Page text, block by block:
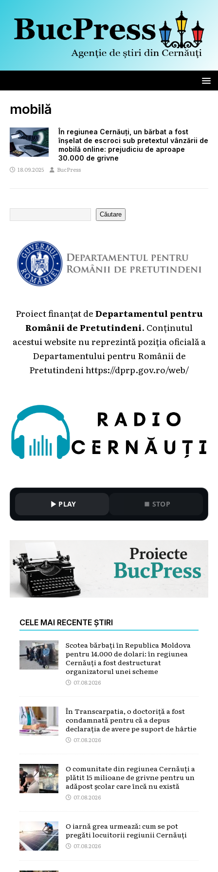
mobilă
În regiunea Cernăuți, un bărbat a fost
înșelat de escroci sub pretextul vânzării de
mobilă online: prejudiciu de aproape
30.000 de grivne
18.09.2025 BucPress
Căutare
Proiect finanțat deDepartamentul pentru
Românii de Pretutindeni. Conținutul
acestui website nu reprezintă poziția oficială a
Departamentului pentru Românii de
Pretutindeni https://dprp.gov.ro/web/
PLAY STOP
CELE MAI RECENTE ȘTIRI
Scotea bărbați în Republica Moldova
pentru 14.000 de dolari: în regiunea
Cernăuți a fost destructurat
organizatorul unei scheme
07.08.2026
În Transcarpatia, o doctoriță a fost
condamnată pentru că a depus
declarația de avere pe suport de hârtie
07.08.2026
O comunitate din regiunea Cernăuți a
plătit 15 milioane de grivne pentru un
adăpost școlar care încă nu există
07.08.2026
O iarnă grea urmează: cum se pot
pregăti locuitorii regiunii Cernăuți
07.08.2026